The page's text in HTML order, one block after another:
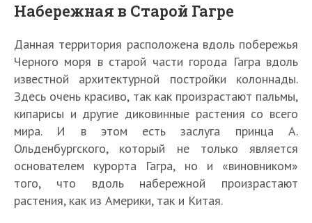
Набережная в Старой Гагре
Данная территория расположена вдоль побережья
Черного моря в старой части города Гагра вдоль
известной архитектурной постройки колоннады.
Здесь очень красиво, так как произрастают пальмы,
кипарисы и другие диковинные растения со всего
мира. И в этом есть заслуга принца А.
Ольденбургского, который не только является
основателем курорта Гагра, но и «виновником»
того, что вдоль набережной произрастают
растения, как из Америки, так и Китая.